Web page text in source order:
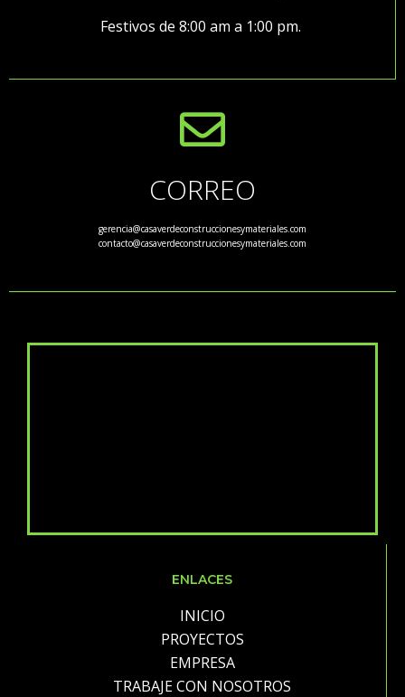
Festivos de 8:00 am a 1:00 pm.
CORREO
gerencia@casaverdeconstruccionesymateriales.com
contacto@casaverdeconstruccionesymateriales.com
ENLACES
INICIO
PROYECTOS
EMPRESA
TRABAJE CON NOSOTROS